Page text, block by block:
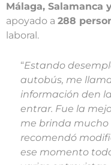
Málaga, Salamanca
apoyado a 288
laboral.
“Estando
autobús, me
información den
entrar. Fue la
me brinda mucho
recomendó
ese momento